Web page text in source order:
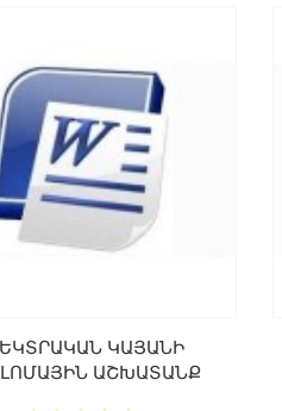
ԿԱՅԱՆԻ
ԱՇԽԱՏԱՆՔ